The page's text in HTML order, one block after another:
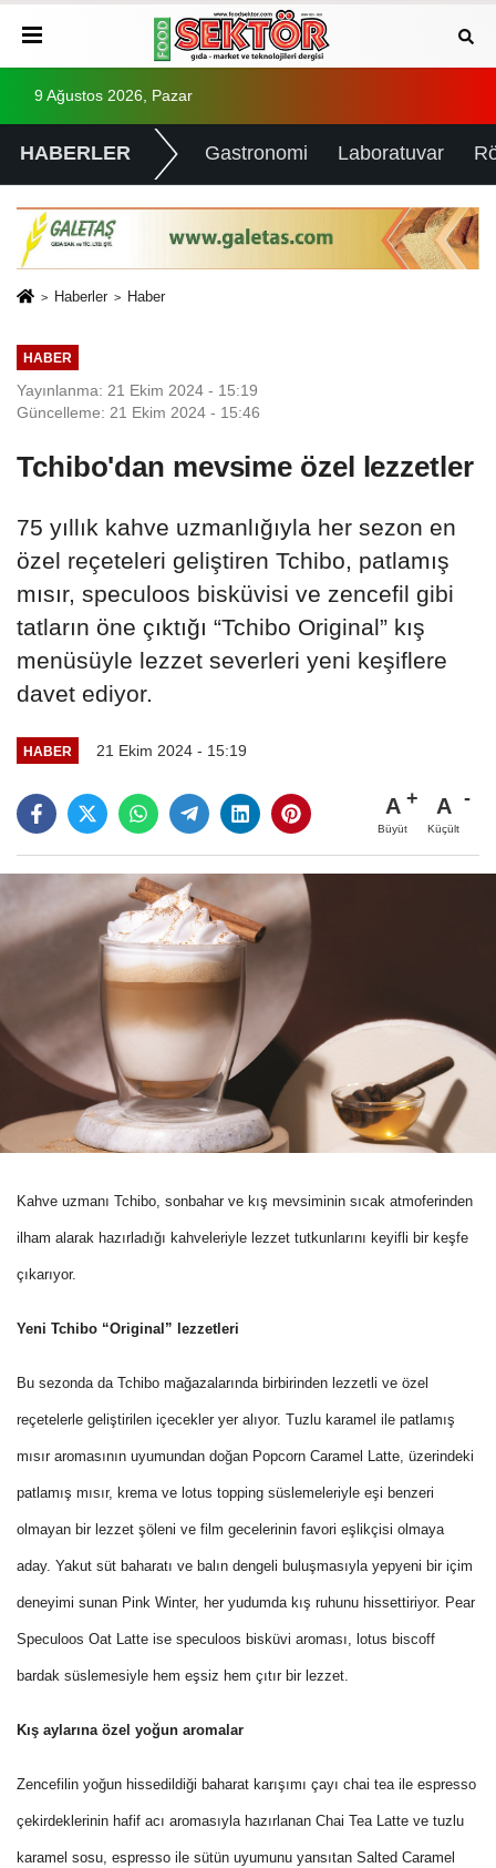
9 Ağustos 2026, Pazar
HABERLER Gastronomi Laboratuvar
Haberler Haber
HABER
Yayınlanma: 21 Ekim 2024 - 15:19
Güncelleme: 21 Ekim 2024 - 15:46
Tchibo'dan mevsime özel lezzetler
75 yıllık kahve uzmanlığıyla her sezon en
özel reçeteleri geliştiren Tchibo, patlamış
mısır, speculoos bisküvisi ve zencefil gibi
tatların öne çıktığı “Tchibo Original” kış
menüsüyle lezzet severleri yeni keşiflere
davet ediyor.
HABER 21 Ekim 2024 - 15:19
A
Büyüt
A
Küçült
Kahve uzmanı Tchibo, sonbahar ve kış mevsiminin sıcak atmoferinden
ilham alarak hazırladığı kahveleriyle lezzet tutkunlarını keyifli bir keşfe
çıkarıyor.
Yeni Tchibo “Original” lezzetleri
Bu sezonda da Tchibo mağazalarında birbirinden lezzetli ve özel
reçetelerle geliştirilen içecekler yer alıyor. Tuzlu karamel ile patlamış
mısır aromasının uyumundan doğan Popcorn Caramel Latte, üzerindeki
patlamış mısır, krema ve lotus topping süslemeleriyle eşi benzeri
olmayan bir lezzet şöleni ve film gecelerinin favori eşlikçisi olmaya
aday. Yakut süt baharatı ve balın dengeli buluşmasıyla yepyeni bir içim
deneyimi sunan Pink Winter, her yudumda kış ruhunu hissettiriyor. Pear
Speculoos Oat Latte ise speculoos bisküvi aroması, lotus biscoff
bardak süslemesiyle hem eşsiz hem çıtır bir lezzet.
Kış aylarına özel yoğun aromalar
Zencefilin yoğun hissedildiği baharat karışımı çayı chai tea ile espresso
çekirdeklerinin hafif acı aromasıyla hazırlanan Chai Tea Latte ve tuzlu
karamel sosu, espresso ile sütün uyumunu yansıtan Salted Caramel